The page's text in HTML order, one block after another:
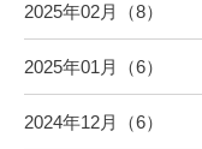
2025年02月（8）
2025年01月（6）
2024年12月（6）